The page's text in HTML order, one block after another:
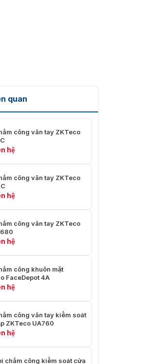
TCP/IP
quan
công vân tay ZKTeco
hệ
công vân tay ZKTeco
hệ
công vân tay ZKTeco
hệ
công khuôn mặt
FaceDepot 4A
hệ
công vân tay kiểm soát
ZKTeco UA760
hệ
chấm công kiểm soát cửa